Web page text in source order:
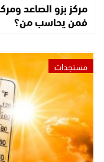
مركز بزو الصاعد
فمن يحاسب من؟
مستجدات